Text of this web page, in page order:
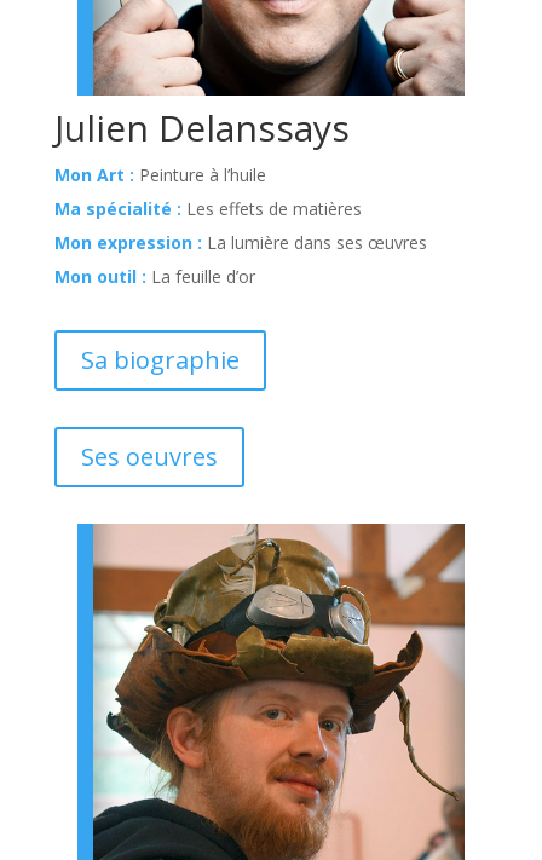
Julien Delanssays
Mon Art : Peinture à l’huile
Ma spécialité : Les effets de matières
Mon expression : La lumière dans ses œuvres
Mon outil : La feuille d’or
Sa biographie
Ses oeuvres